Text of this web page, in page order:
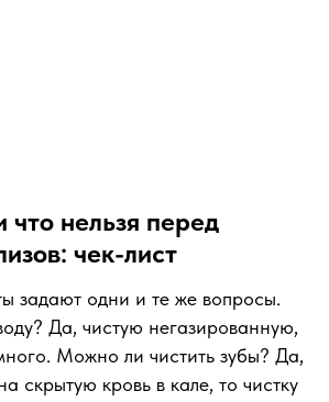
нельзя перед
чек-лист
задают одни и те же вопросы.
Да, чистую негазированную,
Можно ли чистить зубы? Да,
скрытую кровь в кале, то чистку